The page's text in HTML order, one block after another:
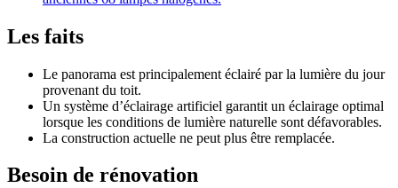
Les faits
Le panorama est principalement éclairé par la lumière du jour
provenant du toit.
Un système d’éclairage artificiel garantit un éclairage optimal
lorsque les conditions de lumière naturelle sont défavorables.
La construction actuelle ne peut plus être remplacée.
Besoin de rénovation